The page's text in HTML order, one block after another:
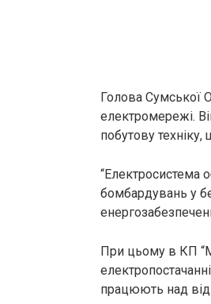
Голова Сумської
електромережі.
побутову
“Електросистема
бомбардувань у
При цьому в КП
працюють над